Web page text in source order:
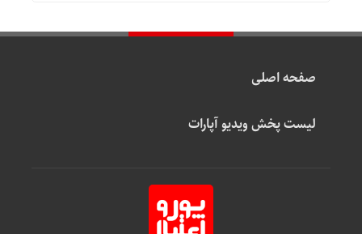
صفحه اصلی
لیست پخش ویدیو آپارات